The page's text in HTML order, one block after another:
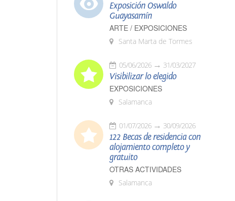
Exposición Oswaldo
Guayasamín
ARTE / EXPOSICIONES
Santa Marta de Tormes
05/06/2026 31/03/2027
Visibilizar lo elegido
EXPOSICIONES
Salamanca
01/07/2026 30/09/2026
122 Becas de residencia con
alojamiento completo y
gratuito
OTRAS ACTIVIDADES
Salamanca